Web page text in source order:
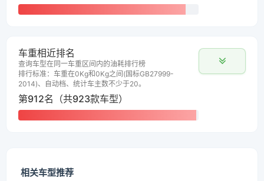
车重相近排名
查询车型在同一车重区间内的油耗排行榜
排行标准：车重在0Kg和0Kg之间(国标GB27999-
2014)、自动档、统计车主数不少于20。
第912名（共923款车型）
相关车型推荐